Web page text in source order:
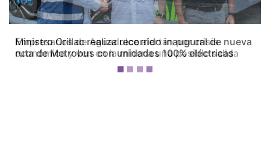
Empresarios de Aguadulce alertan por crisis
económica y ven en la minería una posible salida